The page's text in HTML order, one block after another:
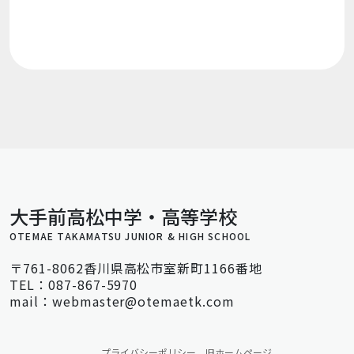
大手前高松中学・高等学校
OTEMAE TAKAMATSU JUNIOR & HIGH SCHOOL
〒761-8062香川県高松市室新町1166番地
TEL：087-867-5970
mail：webmaster@otemaetk.com